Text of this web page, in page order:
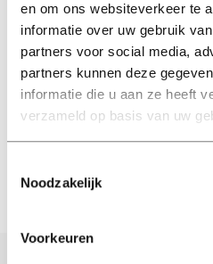
en om ons websiteverkeer te
informatie over uw gebruik
partners voor social media,
partners kunnen deze
informatie die u aan ze heeft
verzameld op basis van uw
Noodzakelijk
Voorkeuren
Iraanse
Tilburg
het
dan ooit’
12 maart